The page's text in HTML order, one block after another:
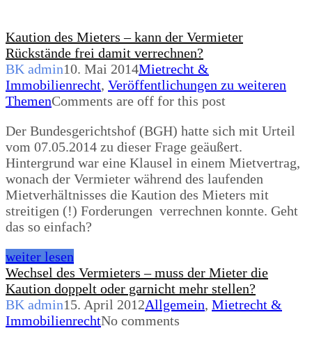
Kaution des Mieters – kann der Vermieter
Rückstände frei damit verrechnen?
BK admin10. Mai 2014Mietrecht &
Immobilienrecht, Veröffentlichungen zu weiteren
ThemenComments are off for this post
Der Bundesgerichtshof (BGH) hatte sich mit Urteil
vom 07.05.2014 zu dieser Frage geäußert.
Hintergrund war eine Klausel in einem Mietvertrag,
wonach der Vermieter während des laufenden
Mietverhältnisses die Kaution des Mieters mit
streitigen (!) Forderungen verrechnen konnte. Geht
das so einfach?
weiter lesen
Wechsel des Vermieters – muss der Mieter die
Kaution doppelt oder garnicht mehr stellen?
BK admin15. April 2012Allgemein, Mietrecht &
ImmobilienrechtNo comments